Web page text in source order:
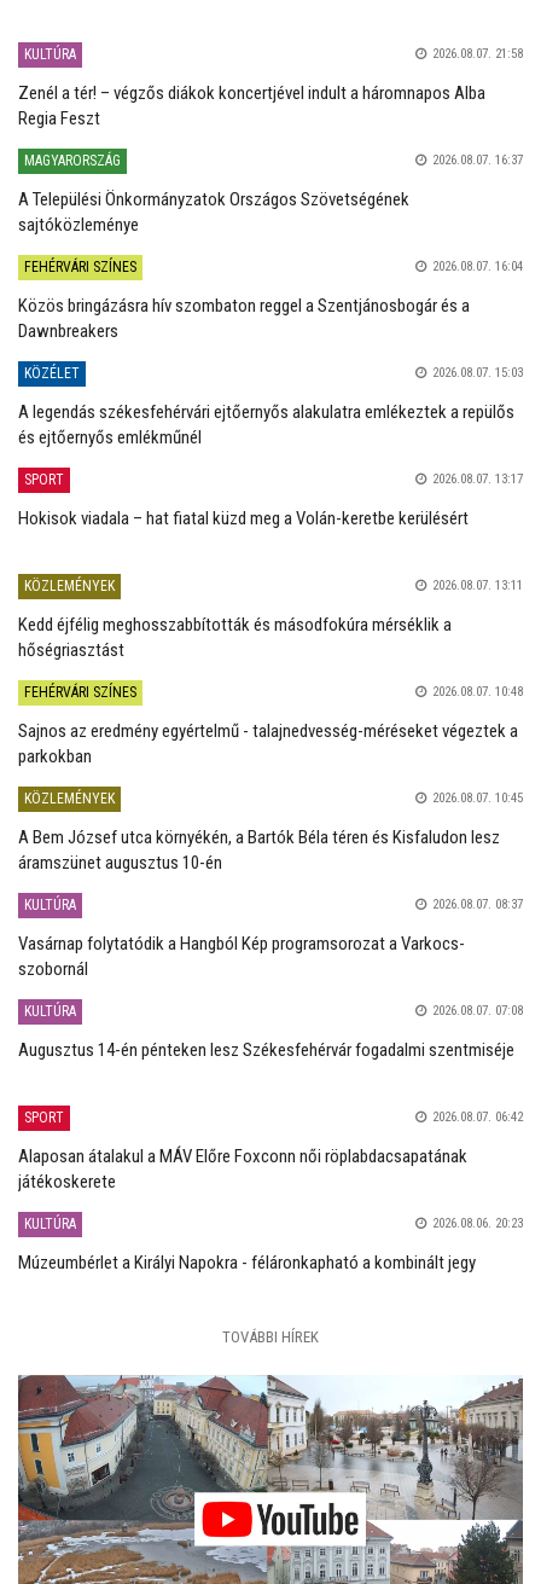
KULTÚRA 2026.08.07. 21:58
Zenél a tér! – végzős diákok koncertjével indult a háromnapos Alba
Regia Feszt
MAGYARORSZÁG 2026.08.07. 16:37
A Települési Önkormányzatok Országos Szövetségének
sajtóközleménye
FEHÉRVÁRI SZÍNES 2026.08.07. 16:04
Közös bringázásra hív szombaton reggel a Szentjánosbogár és a
Dawnbreakers
KÖZÉLET 2026.08.07. 15:03
A legendás székesfehérvári ejtőernyős alakulatra emlékeztek a repülős
és ejtőernyős emlékműnél
SPORT 2026.08.07. 13:17
Hokisok viadala – hat fiatal küzd meg a Volán-keretbe kerülésért
KÖZLEMÉNYEK 2026.08.07. 13:11
Kedd éjfélig meghosszabbították és másodfokúra mérséklik a
hőségriasztást
FEHÉRVÁRI SZÍNES 2026.08.07. 10:48
Sajnos az eredmény egyértelmű - talajnedvesség-méréseket végeztek a
parkokban
KÖZLEMÉNYEK 2026.08.07. 10:45
A Bem József utca környékén, a Bartók Béla téren és Kisfaludon lesz
áramszünet augusztus 10-én
KULTÚRA 2026.08.07. 08:37
Vasárnap folytatódik a Hangból Kép programsorozat a Varkocs-
szobornál
KULTÚRA 2026.08.07. 07:08
Augusztus 14-én pénteken lesz Székesfehérvár fogadalmi szentmiséje
SPORT 2026.08.07. 06:42
Alaposan átalakul a MÁV Előre Foxconn női röplabdacsapatának
játékoskerete
KULTÚRA 2026.08.06. 20:23
Múzeumbérlet a Királyi Napokra - féláronkapható a kombinált jegy
TOVÁBBI HÍREK